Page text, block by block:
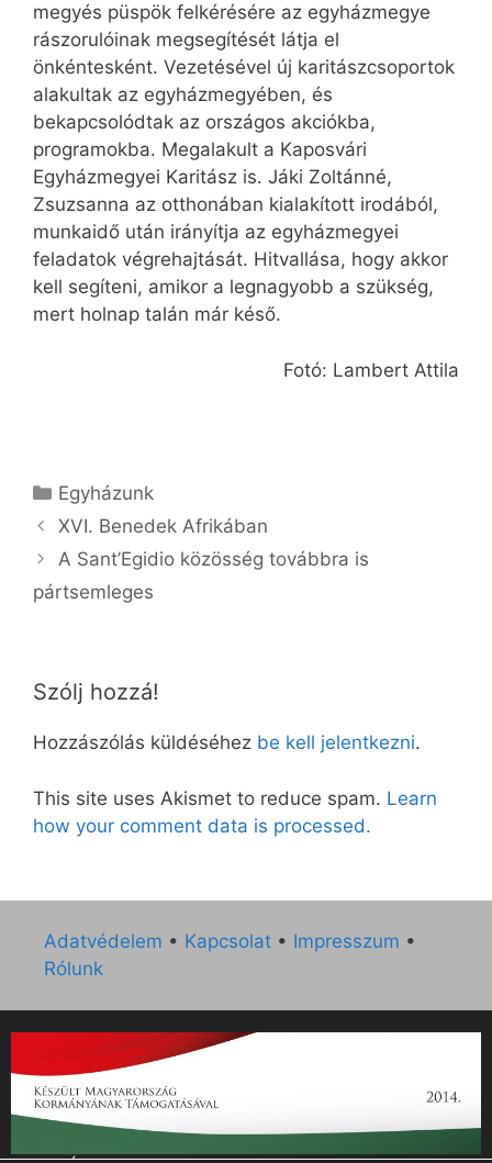
megyés püspök felkérésére az egyházmegye
rászorulóinak megsegítését látja el
önkéntesként. Vezetésével új karitászcsoportok
alakultak az egyházmegyében, és
bekapcsolódtak az országos akciókba,
programokba. Megalakult a Kaposvári
Egyházmegyei Karitász is. Jáki Zoltánné,
Zsuzsanna az otthonában kialakított irodából,
munkaidő után irányítja az egyházmegyei
feladatok végrehajtását. Hitvallása, hogy akkor
kell segíteni, amikor a legnagyobb a szükség,
mert holnap talán már késő.
Fotó: Lambert Attila
Kategória
Egyházunk
XVI. Benedek Afrikában
A Sant’Egidio közösség továbbra is
pártsemleges
Szólj hozzá!
Hozzászólás küldéséhez be kell jelentkezni.
This site uses Akismet to reduce spam. Learn
how your comment data is processed.
Adatvédelem • Kapcsolat • Impresszum •
Rólunk